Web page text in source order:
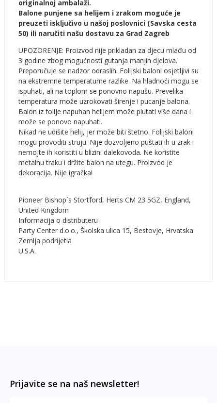
originalnoj ambalaži.
Balone punjene sa helijem i zrakom moguće je
preuzeti isključivo u našoj poslovnici (Savska cesta
50) ili naručiti našu dostavu za Grad Zagreb
UPOZORENJE: Proizvod nije prikladan za djecu mlađu od
3 godine zbog mogućnosti gutanja manjih djelova.
Preporučuje se nadzor odraslih. Folijski baloni osjetljivi su
na ekstremne temperaturne razlike. Na hladnoći mogu se
ispuhati, ali na toplom se ponovno napušu. Prevelika
temperatura može uzrokovati širenje i pucanje balona.
Balon iz folije napuhan helijem može plutati više dana i
može se ponovo napuhati.
Nikad ne udišite helij, jer može biti štetno. Folijski baloni
mogu provoditi struju. Nije dozvoljeno puštati ih u zrak i
nemojte ih koristiti u blizini dalekovoda. Ne koristite
metalnu traku i držite balon na utegu. Proizvod je
dekoracija. Nije igračka!
Pioneer Bishop`s Stortford, Herts CM 23 5GZ, England,
United Kingdom
Informacija o distributeru
Party Center d.o.o., Školska ulica 15, Bestovje, Hrvatska
Zemlja podrijetla
U.S.A.
Prijavite se na naš newsletter!